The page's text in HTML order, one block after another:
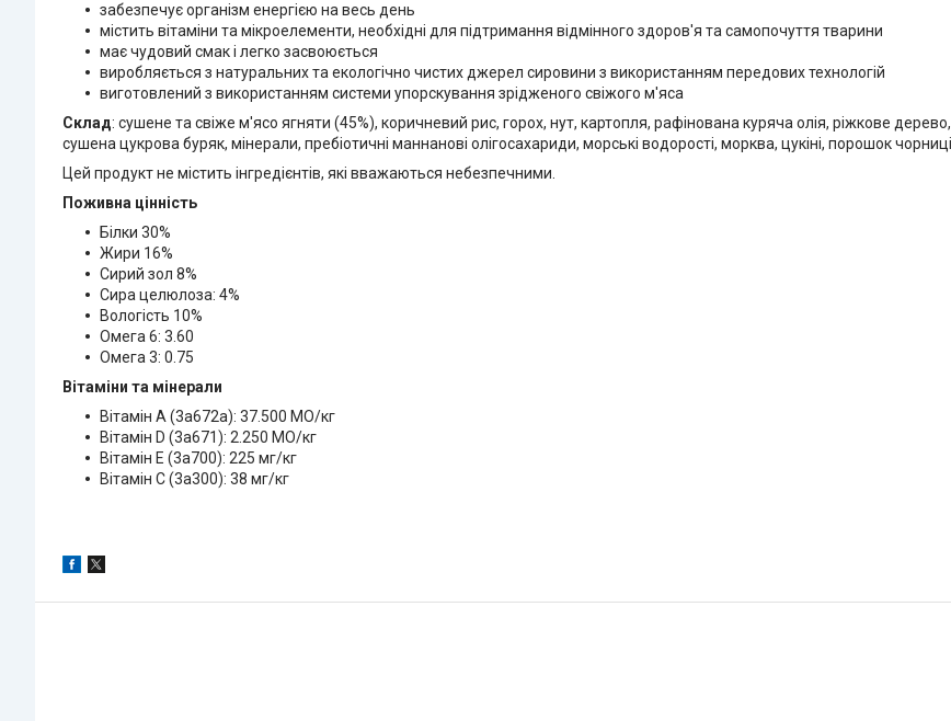
забезпечує організм енергією на весь день
містить вітаміни та мікроелементи, необхідні для підтримання відмінного здоров'я та самопочуття тварини
має чудовий смак і легко засвоюється
виробляється з натуральних та екологічно чистих джерел сировини з використанням передових технологій
виготовлений з використанням системи упорскування зрідженого свіжого м'яса
Склад: сушене та свіже м'ясо ягняти (45%), коричневий рис, горох, нут, картопля, рафінована куряча олія, ріжкове
сушена цукрова буряк, мінерали, пребіотичні маннанові олігосахариди, морські водорості, морква, цукіні, порошок
Цей продукт не містить інгредієнтів, які вважаються небезпечними.
Поживна цінність
Білки 30%
Жири 16%
Сирий зол 8%
Сира целюлоза: 4%
Вологість 10%
Омега 6: 3.60
Омега 3: 0.75
Вітаміни та мінерали
Вітамін A (3a672a): 37.500 МО/кг
Вітамін D (3a671): 2.250 МО/кг
Вітамін Е (3a700): 225 мг/кг
Вітамін С (3a300): 38 мг/кг